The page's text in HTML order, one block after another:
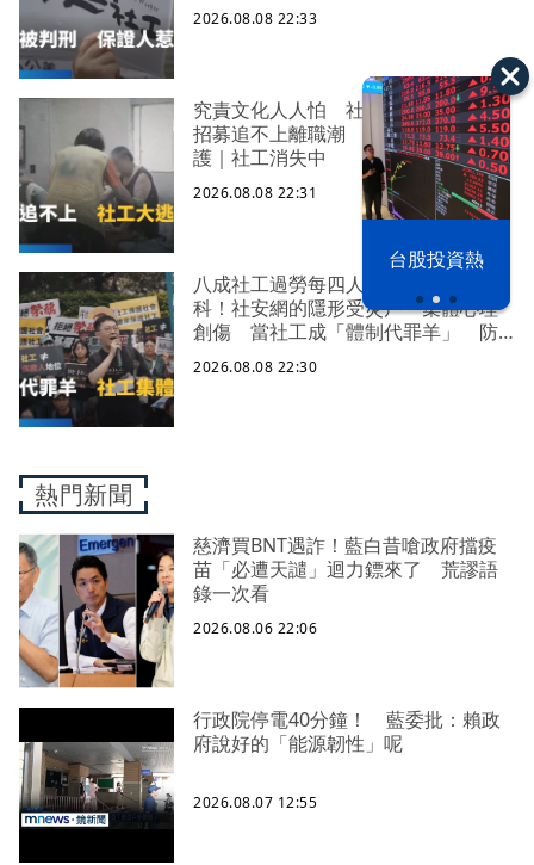
台股投資熱
2026.08.08 22:33
究責文化人人怕 社福缺口拉警報
招募追不上離職潮 低薪過勞誰來守
護｜社工消失中
2026.08.08 22:31
八成社工過勞每四人有一人求助身心
科！社安網的隱形受災戶 集體心理
創傷 當社工成「體制代罪羊」 防
禦性社工不敢多做無奈趨勢？耗竭殆
盡下的社安網危機｜社工消失中
2026.08.08 22:30
熱門新聞
慈濟買BNT遇詐！藍白昔嗆政府擋疫
苗「必遭天譴」迴力鏢來了 荒謬語
錄一次看
2026.08.06 22:06
行政院停電40分鐘！ 藍委批：賴政
府說好的「能源韌性」呢
2026.08.07 12:55